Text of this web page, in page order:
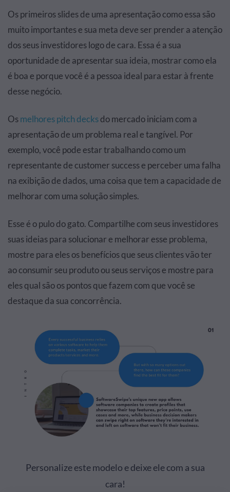
Os primeiros slides de uma apresentação como essa são
muito importantes e sua meta deve ser prender a atenção
dos seus investidores logo de cara. Essa é a sua
oportunidade de apresentar sua ideia, mostrar como ela
é boa e porque você é a pessoa ideal para estar à frente
desse negócio.
Osmelhores pitch decksdo mercado iniciam com a
apresentação de um problema real e tangível. Por
exemplo, você pode estar trabalhando como um
representante de customer success e perceber uma falha
na exibição de dados, uma coisa que tem a capacidade de
melhorar com uma solução simples.
Esse é o pulo do gato. Compartilhe com seus investidores
suas ideias para solucionar e melhorar esse problema,
mostre para eles os benefícios que seus clientes vão ter
ao consumir seu produto ou seus serviços e mostre para
eles qual são os pontos que fazem com que você se
destaque da sua concorrência.
Personalize este modelo e deixe ele com a sua
cara!